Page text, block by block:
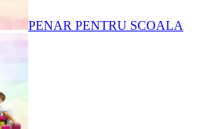
PENAR PENTRU SCOALA